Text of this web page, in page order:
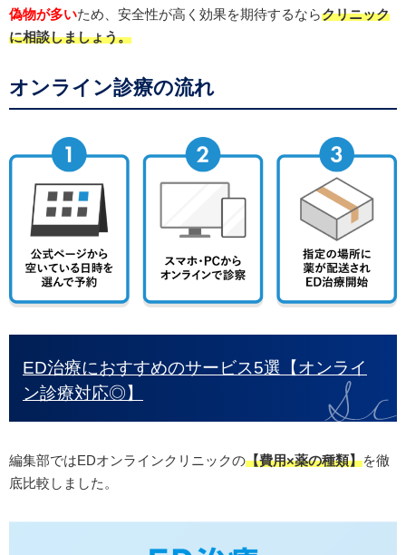
偽物が多いため、安全性が高く効果を期待するならクリニック
に相談しましょう。
オンライン診療の流れ
ED治療におすすめのサービス5選【オンライ
ン診療対応◎】
編集部ではEDオンラインクリニックの【費用×薬の種類】を徹
底比較しました。